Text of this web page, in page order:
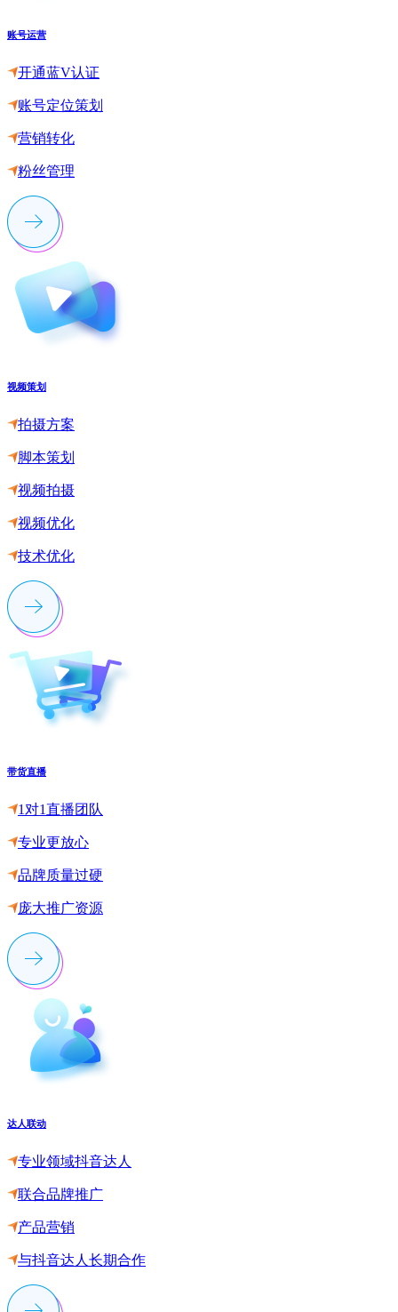
账号运营
开通蓝V认证
账号定位策划
营销转化
粉丝管理
视频策划
拍摄方案
脚本策划
视频拍摄
视频优化
技术优化
带货直播
1对1直播团队
专业更放心
品牌质量过硬
庞大推广资源
达人联动
专业领域抖音达人
联合品牌推广
产品营销
与抖音达人长期合作